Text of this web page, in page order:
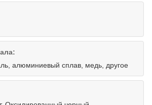
алюминиевый сплав, медь, другое